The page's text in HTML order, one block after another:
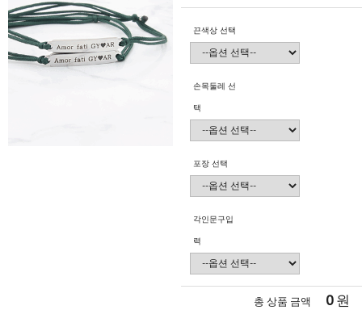
끈색상 선택
손목둘레 선
택
포장 선택
각인문구입
력
총 상품 금액 0원